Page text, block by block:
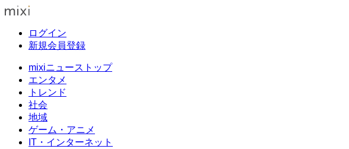
ログイン
新規会員登録
mixiニューストップ
エンタメ
トレンド
社会
地域
ゲーム・アニメ
IT・インターネット